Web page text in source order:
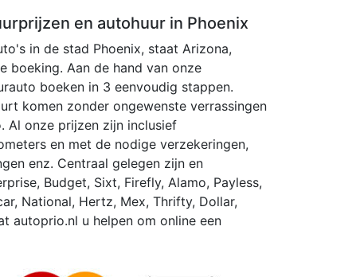
en autohuur in Phoenix
in de stad Phoenix, staat Arizona,
boeking. Aan de hand van onze
boeken in 3 eenvoudig stappen.
komen zonder ongewenste verrassingen
Al onze prijzen zijn inclusief
en met de nodige verzekeringen,
enz. Centraal gelegen zijn en
Budget, Sixt, Firefly, Alamo, Payless,
National, Hertz, Mex, Thrifty, Dollar,
autoprio.nl u helpen om online een